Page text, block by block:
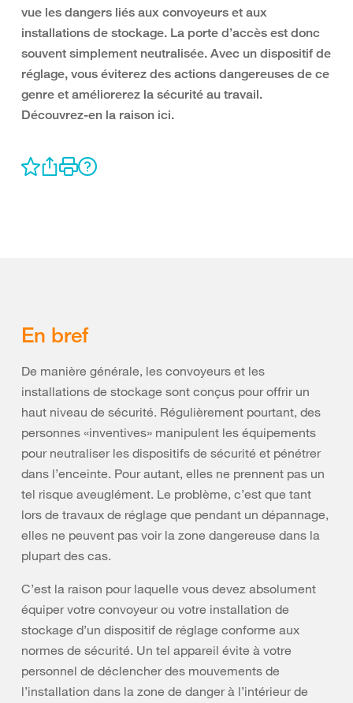
vue les dangers liés aux convoyeurs et aux
installations de stockage. La porte d’accès est donc
souvent simplement neutralisée. Avec un dispositif de
réglage, vous éviterez des actions dangereuses de ce
genre et améliorerez la sécurité au travail.
Découvrez-en la raison ici.
En bref
De manière générale, les convoyeurs et les
installations de stockage sont conçus pour offrir un
haut niveau de sécurité. Régulièrement pourtant, des
personnes «inventives» manipulent les équipements
pour neutraliser les dispositifs de sécurité et pénétrer
dans l’enceinte. Pour autant, elles ne prennent pas un
tel risque aveuglément. Le problème, c’est que tant
lors de travaux de réglage que pendant un dépannage,
elles ne peuvent pas voir la zone dangereuse dans la
plupart des cas.
C’est la raison pour laquelle vous devez absolument
équiper votre convoyeur ou votre installation de
stockage d’un dispositif de réglage conforme aux
normes de sécurité. Un tel appareil évite à votre
personnel de déclencher des mouvements de
l’installation dans la zone de danger à l’intérieur de